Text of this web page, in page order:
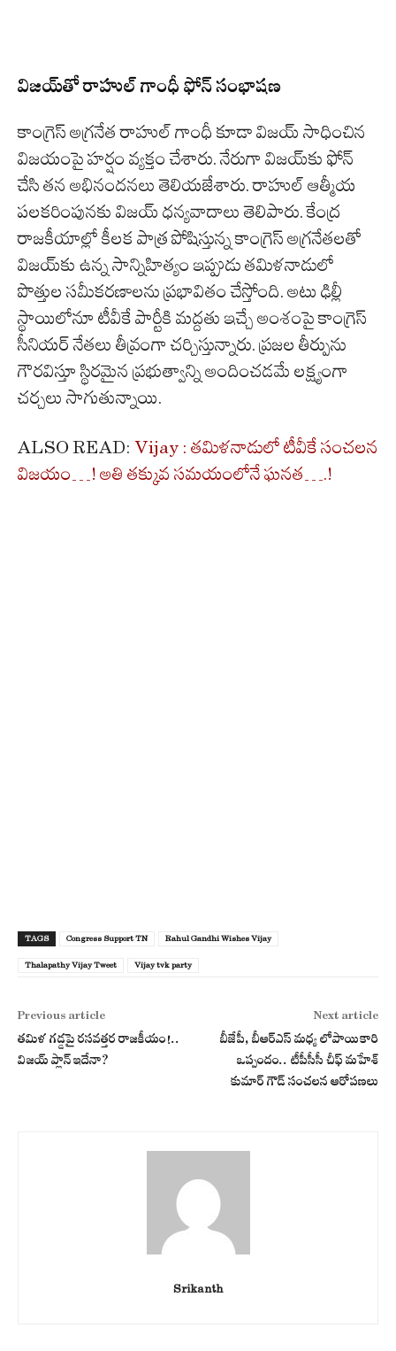
విజయ్‌తో రాహుల్ గాంధీ ఫోన్ సంభాషణ
కాంగ్రెస్ అగ్రనేత రాహుల్ గాంధీ కూడా విజయ్ సాధించిన
విజయంపై హర్షం వ్యక్తం చేశారు. నేరుగా విజయ్‌కు ఫోన్
చేసి తన అభినందనలు తెలియజేశారు. రాహుల్ ఆత్మీయ
పలకరింపునకు విజయ్ ధన్యవాదాలు తెలిపారు. కేంద్ర
రాజకీయాల్లో కీలక పాత్ర పోషిస్తున్న కాంగ్రెస్ అగ్రనేతలతో
విజయ్‌కు ఉన్న సాన్నిహిత్యం ఇప్పుడు తమిళనాడులో
పొత్తుల సమీకరణాలను ప్రభావితం చేస్తోంది. అటు ఢిల్లీ
స్థాయిలోనూ టీవీకే పార్టీకి మద్దతు ఇచ్చే అంశంపై కాంగ్రెస్
సీనియర్ నేతలు తీవ్రంగా చర్చిస్తున్నారు. ప్రజల తీర్పును
గౌరవిస్తూ స్థిరమైన ప్రభుత్వాన్ని అందించడమే లక్ష్యంగా
చర్చలు సాగుతున్నాయి.
ALSO READ: Vijay : త‌మిళ‌నాడులో టీవీకే సంచ‌ల‌న
విజ‌యం…! అతి త‌క్కువ స‌మ‌యంలోనే ఘ‌న‌త‌….!
TAGS Congress Support TN Rahul Gandhi Wishes Vijay
Thalapathy Vijay Tweet Vijay tvk party
Previous article
తమిళ గడ్డపై రసవత్తర రాజకీయం!..
విజయ్ ప్లాన్ ఇదేనా?
Next article
బీజేపీ, బీఆర్ఎస్ మధ్య లోపాయికారి
ఒప్పందం.. టీపీసీసీ చీఫ్ మహేశ్
కుమార్ గౌడ్ సంచలన ఆరోపణలు
Srikanth